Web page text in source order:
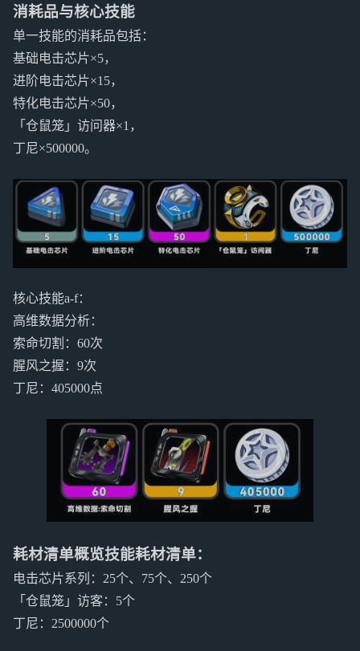
消耗品与核心技能
单一技能的消耗品包括：
基础电击芯片×5，
进阶电击芯片×15，
特化电击芯片×50，
「仓鼠笼」访问器×1，
丁尼×500000。
核心技能a-f：
高维数据分析：
索命切割：60次
腥风之握：9次
丁尼：405000点
耗材清单概览技能耗材清单：
电击芯片系列：25个、75个、250个
「仓鼠笼」访客：5个
丁尼：2500000个